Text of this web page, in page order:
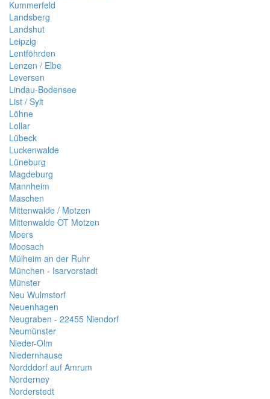
Kummerfeld
Landsberg
Landshut
Leipzig
Lentföhrden
Lenzen / Elbe
Leversen
Lindau-Bodensee
List / Sylt
Löhne
Lollar
Lübeck
Luckenwalde
Lüneburg
Magdeburg
Mannheim
Maschen
Mittenwalde / Motzen
Mittenwalde OT Motzen
Moers
Moosach
Mülheim an der Ruhr
München - Isarvorstadt
Münster
Neu Wulmstorf
Neuenhagen
Neugraben - 22455 Niendorf
Neumünster
Nieder-Olm
Niedernhause
Nordddorf auf Amrum
Norderney
Norderstedt